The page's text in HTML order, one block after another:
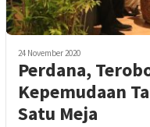
24 November 2020
Perdana,
Kepemudaan
Satu Meja